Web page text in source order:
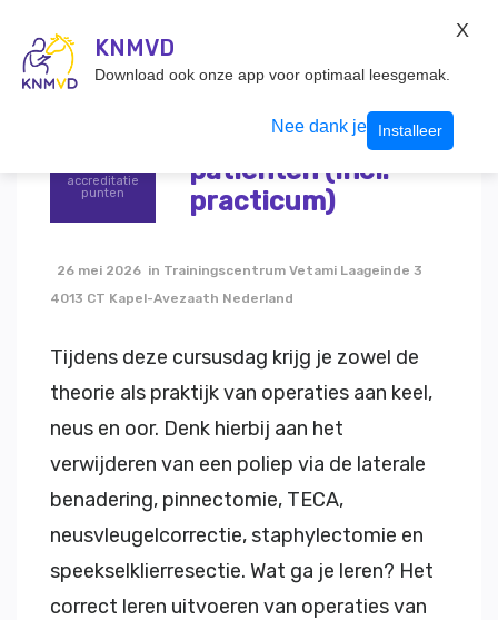
Inloggen
accreditatie
punten
Chirurgie bij KNO-
patiënten (incl.
practicum)
26 mei 2026 in Trainingscentrum Vetami Laageinde 3
4013 CT Kapel-Avezaath Nederland
Tijdens deze cursusdag krijg je zowel de
theorie als praktijk van operaties aan keel,
neus en oor. Denk hierbij aan het
verwijderen van een poliep via de laterale
benadering, pinnectomie, TECA,
neusvleugelcorrectie, staphylectomie en
speekselklierresectie. Wat ga je leren? Het
correct leren uitvoeren van operaties van
KNMVD
Download ook onze app voor optimaal leesgemak.
Nee dank je Installeer
X